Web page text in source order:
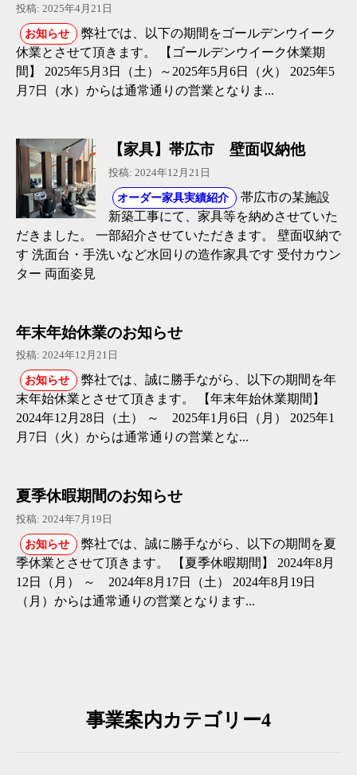
投稿: 2025年4月21日
お知らせ
弊社では、以下の期間をゴールデンウイーク
休業とさせて頂きます。 【ゴールデンウイーク休業期
間】 2025年5月3日（土）～2025年5月6日（火） 2025年5
月7日（水）からは通常通りの営業となりま...
【家具】帯広市 壁面収納他
投稿: 2024年12月21日
オーダー家具実績紹介
帯広市の某施設
新築工事にて、家具等を納めさせていた
だきました。 一部紹介させていただきます。 壁面収納で
す 洗面台・手洗いなど水回りの造作家具です 受付カウン
ター 両面姿見
年末年始休業のお知らせ
投稿: 2024年12月21日
お知らせ
弊社では、誠に勝手ながら、以下の期間を年
末年始休業とさせて頂きます。 【年末年始休業期間】
2024年12月28日（土） ～ 2025年1月6日（月） 2025年1
月7日（火）からは通常通りの営業とな...
夏季休暇期間のお知らせ
投稿: 2024年7月19日
お知らせ
弊社では、誠に勝手ながら、以下の期間を夏
季休業とさせて頂きます。 【夏季休暇期間】 2024年8月
12日（月） ～ 2024年8月17日（土） 2024年8月19日
（月）からは通常通りの営業となります...
事業案内カテゴリー4